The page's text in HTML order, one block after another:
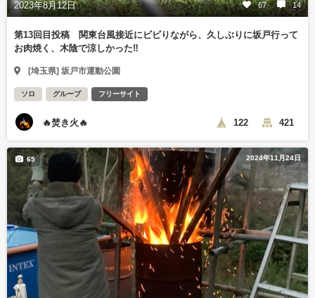
2023年8月12日 67 14
第13回目投稿 関東台風接近にビビりながら、久しぶりに坂戸行って
お肉焼く、木陰で涼しかった‼️
[埼玉県] 坂戸市運動公園
ソロ グループ フリーサイト
🔥焚き火🔥 122 421
2024年11月24日
65